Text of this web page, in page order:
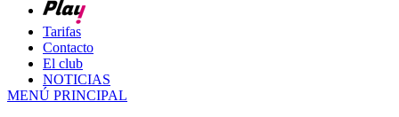
Tarifas
Contacto
El club
NOTICIAS
MENÚ PRINCIPAL